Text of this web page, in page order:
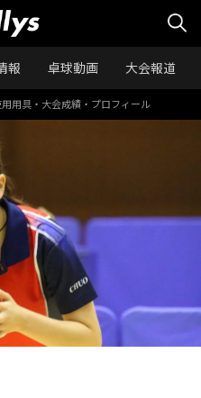
報 卓球動画 大会報道
用具・大会成績・プロフィール